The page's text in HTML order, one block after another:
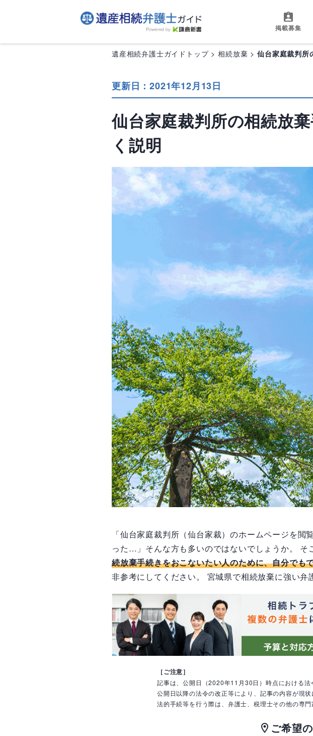
掲載募集
遺産相続弁護士ガイドトップ 相続放棄 仙台家庭裁判所
更新日：2021年12月13日
仙台家庭裁判所の相続放
く説明
「仙台家庭裁判所（仙台家裁）のホームページを
った…」そんな方も多いのではないでしょうか。 そ
続放棄手続きをおこないたい人のために、自分でも
非参考にしてください。 宮城県で相続放棄に強い弁
［ご注意］
記事は、公開日（2020年11月30日）時点における法
公開日以降の法令の改正等により、記事の内容が現
法的手続等を行う際は、弁護士、税理士その他の専
location_on ご希望